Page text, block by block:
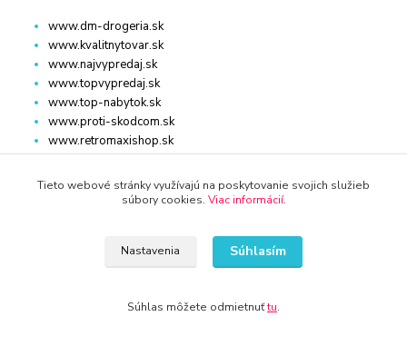
www.dm-drogeria.sk
www.kvalitnytovar.sk
www.najvypredaj.sk
www.topvypredaj.sk
www.top-nabytok.sk
www.proti-skodcom.sk
www.retromaxishop.sk
www.superpredajca.sk
www.spotrebice-domace.sk
www.osvetlenie-svietidla.eu
Tieto webové stránky využívajú na poskytovanie svojich služieb
súbory cookies. Viac informácií.
Nastavenia Súhlasím
Súhlas môžete odmietnuťtu.